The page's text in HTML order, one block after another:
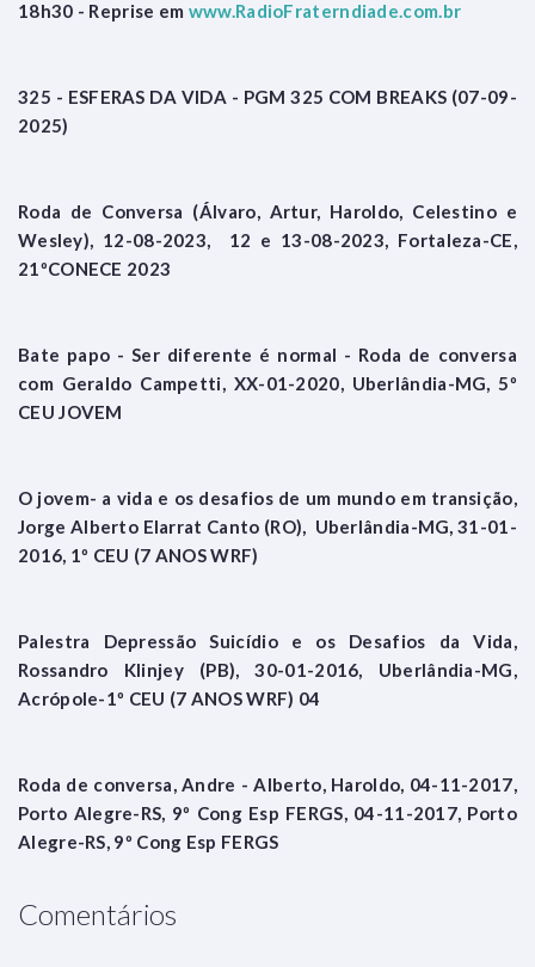
18h30 - Reprise em www.RadioFraterndiade.com.br
325 - ESFERAS DA VIDA - PGM 325 COM BREAKS (07-09-
2025)
Roda de Conversa (Álvaro, Artur, Haroldo, Celestino e
Wesley), 12-08-2023, 12 e 13-08-2023, Fortaleza-CE,
21ºCONECE 2023
Bate papo - Ser diferente é normal - Roda de conversa
com Geraldo Campetti, XX-01-2020, Uberlândia-MG, 5º
CEU JOVEM
O jovem- a vida e os desafios de um mundo em transição,
Jorge Alberto Elarrat Canto (RO), Uberlândia-MG, 31-01-
2016, 1º CEU (7 ANOS WRF)
Palestra Depressão Suicídio e os Desafios da Vida,
Rossandro Klinjey (PB), 30-01-2016, Uberlândia-MG,
Acrópole-1º CEU (7 ANOS WRF) 04
Roda de conversa, Andre - Alberto, Haroldo, 04-11-2017,
Porto Alegre-RS, 9º Cong Esp FERGS, 04-11-2017, Porto
Alegre-RS, 9º Cong Esp FERGS
Comentários